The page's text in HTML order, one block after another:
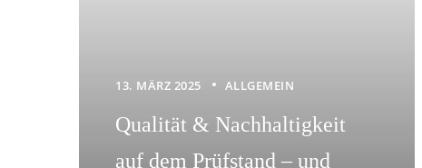
13. MÄRZ 2025 ALLGEMEIN
Qualität & Nachhaltigkeit
auf dem Prüfstand – und